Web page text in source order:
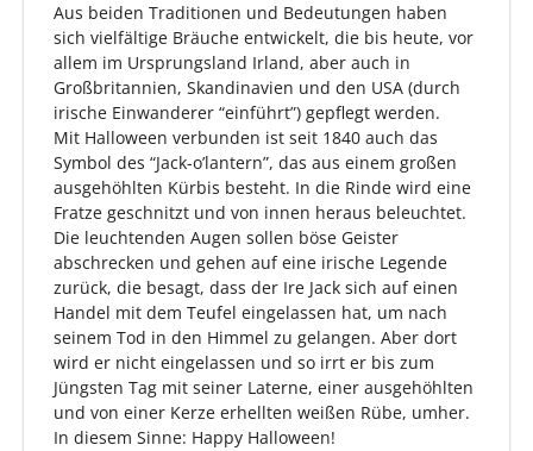
Aus beiden Traditionen und Bedeutungen haben
sich vielfältige Bräuche entwickelt, die bis heute, vor
allem im Ursprungsland Irland, aber auch in
Großbritannien, Skandinavien und den USA (durch
irische Einwanderer “einführt”) gepflegt werden.
Mit Halloween verbunden ist seit 1840 auch das
Symbol des “Jack-o’lantern”, das aus einem großen
ausgehöhlten Kürbis besteht. In die Rinde wird eine
Fratze geschnitzt und von innen heraus beleuchtet.
Die leuchtenden Augen sollen böse Geister
abschrecken und gehen auf eine irische Legende
zurück, die besagt, dass der Ire Jack sich auf einen
Handel mit dem Teufel eingelassen hat, um nach
seinem Tod in den Himmel zu gelangen. Aber dort
wird er nicht eingelassen und so irrt er bis zum
Jüngsten Tag mit seiner Laterne, einer ausgehöhlten
und von einer Kerze erhellten weißen Rübe, umher.
In diesem Sinne: Happy Halloween!